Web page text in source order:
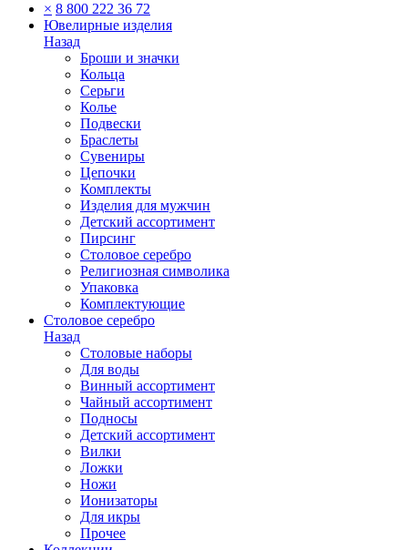
× 8 800 222 36 72
Ювелирные изделия
Назад
Броши и значки
Кольца
Серьги
Колье
Подвески
Браслеты
Сувениры
Цепочки
Комплекты
Изделия для мужчин
Детский ассортимент
Пирсинг
Столовое серебро
Религиозная символика
Упаковка
Комплектующие
Столовое серебро
Назад
Столовые наборы
Для воды
Винный ассортимент
Чайный ассортимент
Подносы
Детский ассортимент
Вилки
Ложки
Ножи
Ионизаторы
Для икры
Прочее